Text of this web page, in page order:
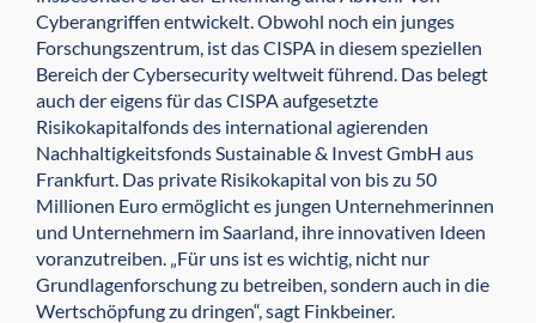
Cyberangriffen entwickelt. Obwohl noch ein junges
Forschungszentrum, ist das CISPA in diesem speziellen
Bereich der Cybersecurity weltweit führend. Das belegt
auch der eigens für das CISPA aufgesetzte
Risikokapitalfonds des international agierenden
Nachhaltigkeitsfonds Sustainable & Invest GmbH aus
Frankfurt. Das private Risikokapital von bis zu 50
Millionen Euro ermöglicht es jungen Unternehmerinnen
und Unternehmern im Saarland, ihre innovativen Ideen
voranzutreiben. „Für uns ist es wichtig, nicht nur
Grundlagen­forschung zu betreiben, sondern auch in die
Wertschöpfung zu dringen“, sagt Finkbeiner.